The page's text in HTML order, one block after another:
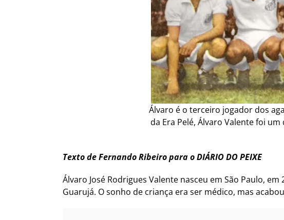
Álvaro é o terceiro jogador dos
da Era Pelé, Álvaro Valente foi
Texto de Fernando Ribeiro para o DIÁRIO DO PEIXE
Álvaro José Rodrigues Valente nasceu em São Paulo,
Guarujá. O sonho de criança era ser médico, mas